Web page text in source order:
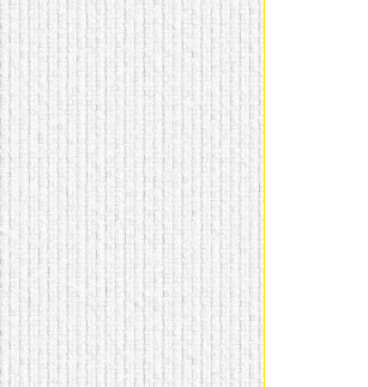
домашнем использовании.
Эта мебель имеет
некоторые преимущества
перед той же стенкой для
гостиной, к примеру,
поскольку она более
легкая и не загромождает
пространство. В спальне
этот предмет можно
поставить у изголовья
кровати, чтобы заполнить
пустующее там
место. Также стеллажи
очень часто используют в
качестве разграничителей
комнаты, например, на
рабочую зону и
пространство для отдыха.
Особенно это актуально
для однокомнатных
квартир.